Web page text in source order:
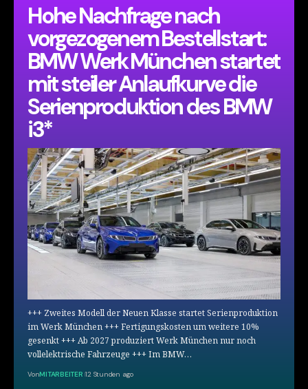
Hohe Nachfrage nach
vorgezogenem Bestellstart:
BMW Werk München startet
mit steiler Anlaufkurve die
Serienproduktion des BMW
i3*
+++ Zweites Modell der Neuen Klasse startet Serienproduktion
im Werk München +++ Fertigungskosten um weitere 10%
gesenkt +++ Ab 2027 produziert Werk München nur noch
vollelektrische Fahrzeuge +++ Im BMW…
VonMITARBEITER 12 Stunden ago